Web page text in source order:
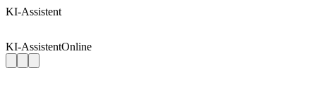
KI-Assistent
KI-AssistentOnline